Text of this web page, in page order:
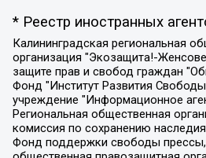
* Реестр иностранных
Калининградская региональная общественная организация "Экозащита!-Женсовет", Фонд содействия защите прав и свобод граждан "Общественный вердикт", Фонд "Институт Развития Свободы Информации", Частное учреждение "Информационное агентство МЕМО. РУ", Региональная общественная организация "Общественная комиссия по сохранению наследия академика Сахарова", Фонд поддержки свободы прессы, Санкт-Петербургская общественная правозащитная организация "Гражданский контроль", Межрегиональная общественная организация "Информационно-просветительский центр "Мемориал", Региональный Фонд "Центр Защиты Прав Средств Массовой Информации", с 05.12.2023 Фонд "Центр Защиты Прав Средств массовой информации", Региональная общественная благотворительная организация помощи беженцам и мигрантам "Гражданское содействие", Негосударственное образовательное учреждение дополнительного профессионального образования (повышение квалификации) специалистов "АКАДЕМИЯ ПО ПРАВАМ ЧЕЛОВЕКА", Свердловская региональная общественная организация "Сутяжник", Автономная некоммерческая организация "Центр независимых социологических исследований", Союз общественных объединений "Российский исследовательский центр по правам человека", Региональное общественное учреждение научно-информационный центр "МЕМОРИАЛ", Некоммерческая организация "Фонд защиты гласности", Автономная некоммерческая организация "Институт прав человека", Городская общественная организация "Екатеринбургское общество "МЕМОРИАЛ", Городская общественная организация "Рязанское историко-просветительское и правозащитное общество "Мемориал" (Рязанский Мемориал), Челябинский региональный орган общественной самодеятельности – женское общественное объединение "Женщины Евразии", Челябинский региональный орган общественной самодеятельности "Уральская правозащитная группа", Фонд содействия защите здоровья и социальной справедливости имени Андрея Рылькова, Автономная Некоммерческая Организация "Аналитический Центр Юрия Левады", Автономная некоммерческая организация социальной поддержки населения "Проект Апрель", Региональная общественная организация помощи женщинам и детям, находящимся в кризисной ситуации "Информационно-методический центр "Анна", Фонд содействия развитию массовых коммуникаций и правовому просвещению "Так-так-Так", Фонд содействия устойчивому развитию "Серебряная тайга", Свердловский региональный общественный фонд социальных проектов "Новое время", "Idel.Реалии", Кавказ.Реалии, Крым.Реалии, Телеканал Настоящее Время, Татаро-башкирская служба Радио Свобода (Azatliq Radiosi), Радио Свободная Европа/Радио Свобода (PCE/PC), "Сибирь.Реалии", "Фактограф", Благотворительный фонд помощи осужденным и их семьям, Автономная некоммерческая организация "Институт глобализации и социальных движений", Фонд "В защиту прав заключенных", Частное учреждение "Центр поддержки и содействия развитию средств массовой информации", Пензенский региональный общественный благотворительный фонд "Гражданский союз", "Север.Реалии", Некоммерческая организация Фонд "Правовая инициатива", Общество с ограниченной ответственностью "Радио Свободная Европа/Радио Свобода", Чешское информационное агентство "MEDIUM-ORIENT", Красноярская региональная общественная организация "Мы против СПИДа", Камалягин Денис Николаевич, Маркелов Сергей Евгеньевич, Пономарев Лев Александрович, Савицкая Людмила Алексеевна, Автономная некоммерческая организация "Центр по работе с проблемой насилия "НАСИЛИЮ.НЕТ", Межрегиональный профессиональный союз работников здравоохранения "Альянс врачей", Юридическое лицо, зарегистрированное в Латвийской Республике, SIA "Medusa Project" (регистрационный номер 40103797863, дата регистрации 10.06.2014), Некоммерческая организация "Фонд по борьбе с коррупцией", Автономная некоммерческая организация "Институт права и публичной политики", Баданин Роман Сергеевич, Гликин Максим Александрович, Железнова Мария Михайловна, Лукьянова Юлия Сергеевна, Маетная Елизавета Витальевна, Маняхин Петр Борисович, Чуракова Ольга Владимировна, Ярош Юлия Петровна, Юридическое лицо "The Insider SIA", зарегистрированное в Риге, Латвийская Республика (дата регистрации 26.06.2015), являющееся администратором доменного имени интернет-издания "The Insider SIA", https://theins.ru, Постернак Алексей Евгеньевич, Рубин Михаил Аркадьевич, Анин Роман Александрович, Юридическое лицо Istories fonds, зарегистрированное в Латвийской Республике (регистрационный номер 50008295751, дата регистрации 24.02.2020), Великовский Дмитрий Александрович, Долинина Ирина Николаевна, Мароховская Алеся Алексеевна, Шлейнов Роман Юрьевич, Шмагун Олеся Валентиновна, Общество с ограниченной ответственностью "Альтаир 2021", Общество с ограниченной ответственностью "Вега 2021", Общество с ограниченной ответственностью "Главный редактор 2021", Общество с ограниченной ответственностью "Ромашки монолит", Важенков Артем Валерьевич, Ивановская областная общественная организация "Центр гендерных исследований", Гурман Юрий Альбертович, Медиапроект "ОВД-Инфо", Егоров Владимир Владимирович, Жилинский Владимир Александрович, Общество с ограниченной ответственностью "ЗП", Иванова София Юрьевна, Карезина Инна Павловна, Кильтау Екатерина Викторовна, Петров Алексей Викторович, Пискунов Сергей Евгеньевич, Смирнов Сергей Сергеевич, Тихонов Михаил Сергеевич, Общество с ограниченной ответственностью "ЖУРНАЛИСТ-ИНОСТРАННЫЙ АГЕНТ", Арапова Галина Юрьевна, Вольтская Татьяна Анатольевна, Американская компания "Mason G.E.S. Anonymous Foundation" (США), являющаяся владельцем интернет-издания https://mnews.world/, Компания "Stichting Bellingcat", зарегистрированная в Нидерландах (дата регистрации 11.07.2018), Захаров Андрей Вячеславович, Клепиковская Екатерина Дмитриевна, Общество с ограниченной ответственностью "МЕМО", Перл Роман Александрович, Симонов Евгений Алексеевич, Соловьева Елена Анатольевна, Сотников Даниил Владимирович, Сурначева Елизавета Дмитриевна, Автономная некоммерческая организация по защите прав человека и информированию населения "Якутия – Наше Мнение", Общество с ограниченной ответственностью "Москоу диджитал медиа", с 26.01.2023 Общество с ограниченной ответственностью "Чайка Белые сады", Ветошкина Валерия Валерьевна, Заговора Максим Александрович, Межрегиональное общественное движение "Российская ЛГБТ - сеть", Оленичев Максим Владимирович, Павлов Иван Юрьевич, Скворцова Елена Сергеевна, Общество с ограниченной ответственностью "Как бы инагент", Кочетков Игорь Викторович, Общество с ограниченной ответственностью "Честные выборы", Еланчик Олег Александрович, Общество с ограниченной ответственностью "Нобелевский призыв", Гималова Регина Эмилевна, Григорьев Андрей Валерьевич, Григорьева Алина Александровна, Ассоциация по содействию защите прав призывников, альтернативнослужащих и военнослужащих "Правозащитная группа "Гражданин.Армия.Право", Хисамова Регина Фаритовна, Автономная некоммерческая организация по реализации социально-правовых программ "Лилит", Дальневосточное общественное движение "Маяк", Санкт-Петербургская ЛГБТ-инициативная группа "Выход", Инициативная группа ЛГБТ+ "Реверс", Алексеев Андрей Викторович, Бекбулатова Таисия Львовна, Беляев Иван Михайлович, Владыкина Елена Сергеевна, Гельман Марат Александрович, Никульшина Вероника Юрьевна, Толоконникова Надежда Андреевна, Шендерович Виктор Анатольевич, Общество с ограниченной ответственностью "Данное сообщение", Общество с ограниченной ответственностью Издательский дом "Новая